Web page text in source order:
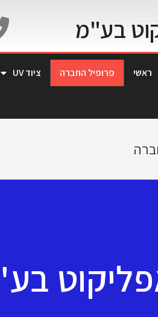
בע"מ
ראשי פרופיל החברה ציוד UV